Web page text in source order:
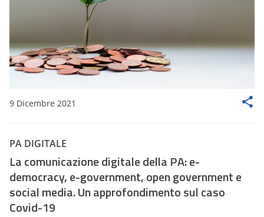
9 Dicembre 2021
PA DIGITALE
La comunicazione digitale della PA: e-
democracy, e-government, open government e
social media. Un approfondimento sul caso
Covid-19